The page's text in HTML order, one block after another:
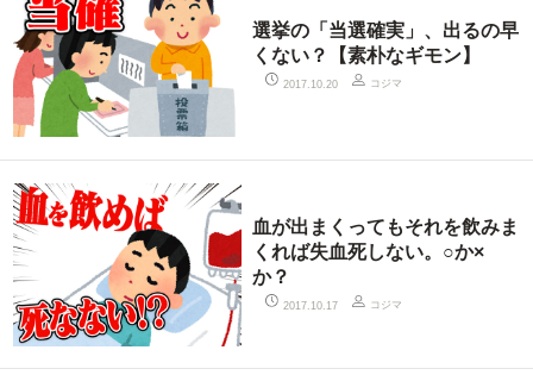
選挙の「当選確実」、出るの早
くない？【素朴なギモン】
2017.10.20 コジマ
血が出まくってもそれを飲みま
くれば失血死しない。○か×
か？
2017.10.17 コジマ